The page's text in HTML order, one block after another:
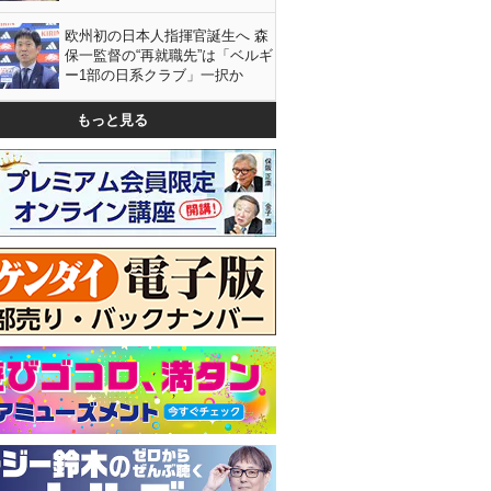
欧州初の日本人指揮官誕生へ 森
保一監督の“再就職先”は「ベルギ
ー1部の日系クラブ」一択か
もっと見る